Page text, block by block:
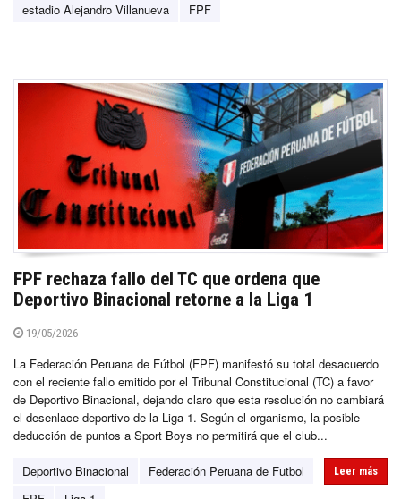
estadio Alejandro Villanueva
FPF
FPF rechaza fallo del TC que ordena que
Deportivo Binacional retorne a la Liga 1
19/05/2026
La Federación Peruana de Fútbol (FPF) manifestó su total desacuerdo
con el reciente fallo emitido por el Tribunal Constitucional (TC) a favor
de Deportivo Binacional, dejando claro que esta resolución no cambiará
el desenlace deportivo de la Liga 1. Según el organismo, la posible
deducción de puntos a Sport Boys no permitirá que el club...
Deportivo Binacional
Federación Peruana de Futbol
Leer más